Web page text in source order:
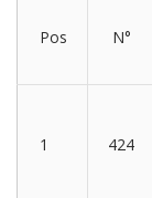
Pos N°
1 424